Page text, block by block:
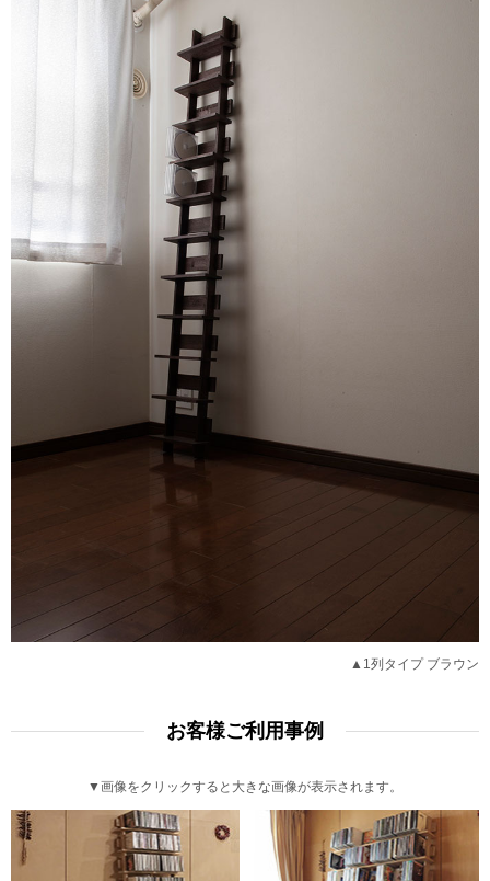
▲1列タイプ ブラウン
お客様ご利用事例
▼画像をクリックすると大きな画像が表示されます。